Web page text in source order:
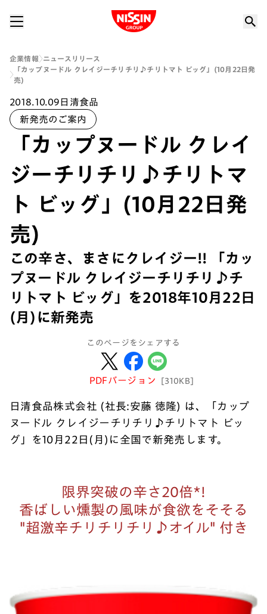
Nissin Group
企業情報
ニュースリリース
「カップヌードル クレイジーチリチリ♪チリトマト ビッグ」(10月22日発
売)
2018.10.09 日清食品
新発売のご案内
「カップヌードル クレイ
ジーチリチリ♪チリトマ
ト ビッグ」(10月22日発
売)
この辛さ、まさにクレイジー!! 「カッ
プヌードル クレイジーチリチリ♪チ
リトマト ビッグ」を2018年10月22日
(月)に新発売
このページをシェアする
PDFバージョン [310KB]
日清食品株式会社 (社長:安藤 徳隆) は、「カップ
ヌードル クレイジーチリチリ♪チリトマト ビッ
グ」を10月22日(月)に全国で新発売します。
限界突破の辛さ20倍*!
香ばしい燻製の風味が食欲をそそる
"超激辛チリチリチリ♪オイル" 付き